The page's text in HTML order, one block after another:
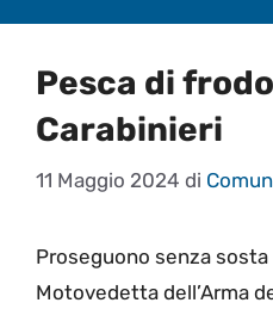
Pesca di
Carabinieri
11 Maggio 2024 di
Proseguono senza
Motovedetta dell’Arma